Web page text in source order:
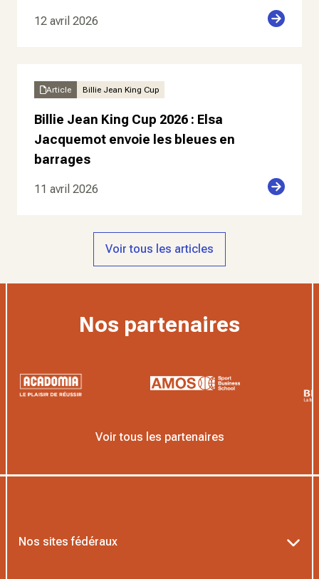
12 avril 2026
Article Billie Jean King Cup
Billie Jean King Cup 2026 : Elsa
Jacquemot envoie les bleues en
barrages
11 avril 2026
Voir tous les articles
Nos partenaires
Voir tous les partenaires
Nos sites fédéraux